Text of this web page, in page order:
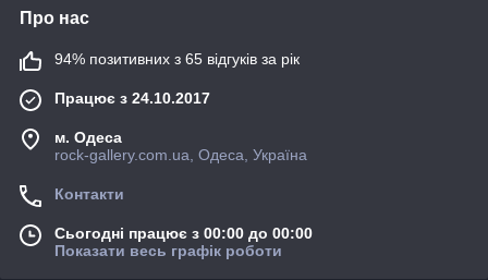
Про нас
94% позитивних з 65 відгуків за рік
Працює з 24.10.2017
м. Одеса
rock-gallery.com.ua, Одеса, Україна
Контакти
Сьогодні працює з 00:00 до 00:00
Показати весь графік роботи